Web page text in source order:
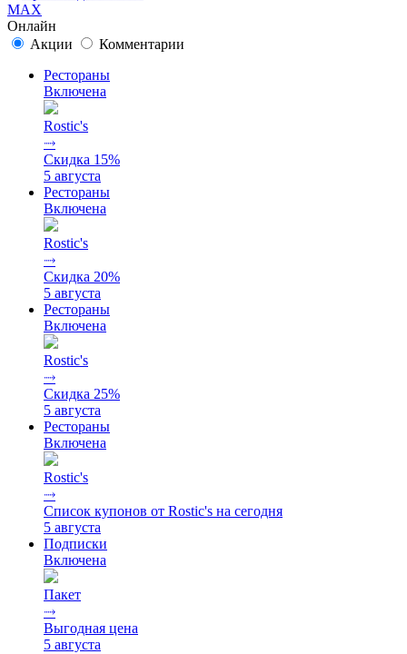
MAX
Онлайн
Акции
Комментарии
Рестораны
Включена
Rostic's
⤑
Скидка 15%
5 августа
Рестораны
Включена
Rostic's
⤑
Скидка 20%
5 августа
Рестораны
Включена
Rostic's
⤑
Скидка 25%
5 августа
Рестораны
Включена
Rostic's
⤑
Список купонов от Rostic's на сегодня
5 августа
Подписки
Включена
Пакет
⤑
Выгодная цена
5 августа